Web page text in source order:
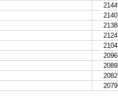
2144
2140
2138
2124
2104
2096
2089
2082
2079